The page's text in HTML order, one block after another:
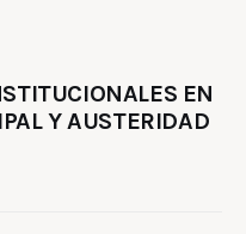
EN
Y AUSTERIDAD